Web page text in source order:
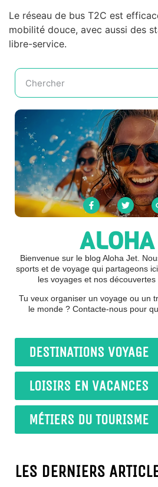
Le réseau de bus T2C est
mobilité douce, avec aussi des
libre-service.
Bienvenue sur le blog Aloha Jet.
sports et de voyage qui partageons
les voyages et nos
Tu veux organiser un voyage ou un
le monde ? Contacte-nous pour
DESTINATIONS VOYAGE
LOISIRS EN VACANCES
MÉTIERS DU TOURISME
LES DERNIERS